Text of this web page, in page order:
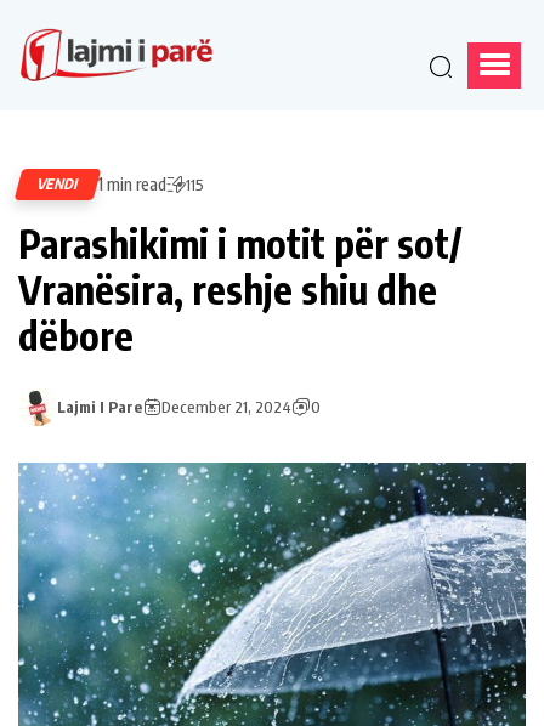
VENDI 1 min read 115
Parashikimi i motit për sot/
Vranësira, reshje shiu dhe
dëbore
Lajmi I Pare December 21, 2024 0